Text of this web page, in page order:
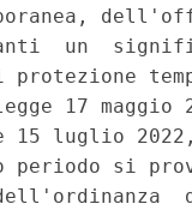
un
protezione
17
15 luglio
si